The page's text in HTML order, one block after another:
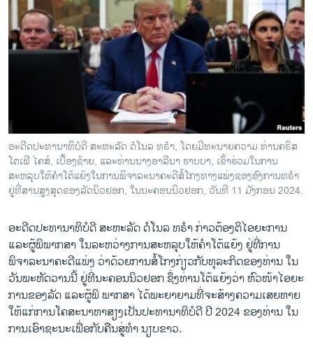
ຊຸມຊົນຊາວລາວ
ວິທະຍາສາດ-ເທັກໂນໂລຈີ
ສຽງ
ລາຍການກະຈາຍສຽງ
ລາຍງານ
ຕິດຕາມພວກເຮົາ ທີ່
ພາສາຕ່າງໆ
ອະດີດປະທານາທິບໍດີ ສະຫະລັດ ດໍໂນລ ທຣຳ, ໂດຍມີທະນາຍຄວາມ ທ່ານຄຣິສ
ໂຕເຟີ ໄຄສ໌, ເບື້ອງຊ້າຍ, ແລະທ່ານນາງອາລີນາ ຮາບບາ, ເຂົ້າຮ່ວມໃນການ
ສະຫລຸບໃຫ້ຄຳໂຕ້ແຍ້ງໃນການພິຈາລະນາຄະດີສໍ້ໂກງທາງແພ່ງຊອງອົງການທຣຳ
ຢູ່ທີ່ສານສູງສຸດຂອງລັດນິວຢອກ, ໃນນະຄອນນິວຢອກ, ວັນທີ 11 ມັງກອນ 2024.
ອະດີດປະທານາທິບໍດີ ສະຫະລັດ ດໍໂນລ ທຣຳ ກ່າວຕ້ອງຕິໄອຍະການ
ແລະຜູ້ພິພາກສາ ໃນລະຫວ່າງການສະຫລຸບໃຫ້ຄຳໂຕ້ແຍ້ງ ຢູ່ທີ່ການ
ພິຈາລະນາຄະດີແພ່ງ ວ່າດ້ວຍການສໍ້ໂກງກ່ຽວກັບທຸລະກິດຂອງທ່ານ ໃນ
ວັນພະຫັດວານນີ້ ຢູ່ທີ່ນະຄອນນິວຢອກ ຊຶ່ງທ່ານໂຕ້ແຍ້ງວ່າ ຫົວໜ້າໄອຍະ
ການຂອງລັດ ແລະຜູ້ພິ ພາກສາ ໄດ້ພະຍາຍາມທີ່ຈະສ້າງ​ຄວາມ​ເສຍ​ຫາຍ​
ໃຫ້​ແກ່ການໂຄສະນາຫາສຽງເປັນປະທານາທິບໍດີ ປີ 2024 ຂອງທ່ານ ໃນ
ການເອົາຊະນະເພື່ອກັບຄືນສູ່ທຳ ນຽບຂາວ.